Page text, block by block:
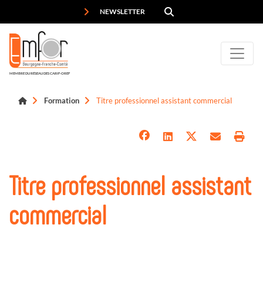
NEWSLETTER
MEMBRE DU RÉSEAU DES CARIF-OREF
Formation Titre professionnel assistant commercial
Titre professionnel assistant
commercial
Panneau de gestion des cookies